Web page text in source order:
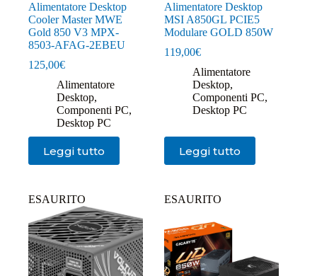
Alimentatore Desktop
Cooler Master MWE
Gold 850 V3 MPX-
8503-AFAG-2EBEU
125,00€
Alimentatore
Desktop,
Componenti PC,
Desktop PC
Leggi tutto
Alimentatore Desktop
MSI A850GL PCIE5
Modulare GOLD 850W
119,00€
Alimentatore
Desktop,
Componenti PC,
Desktop PC
Leggi tutto
ESAURITO ESAURITO